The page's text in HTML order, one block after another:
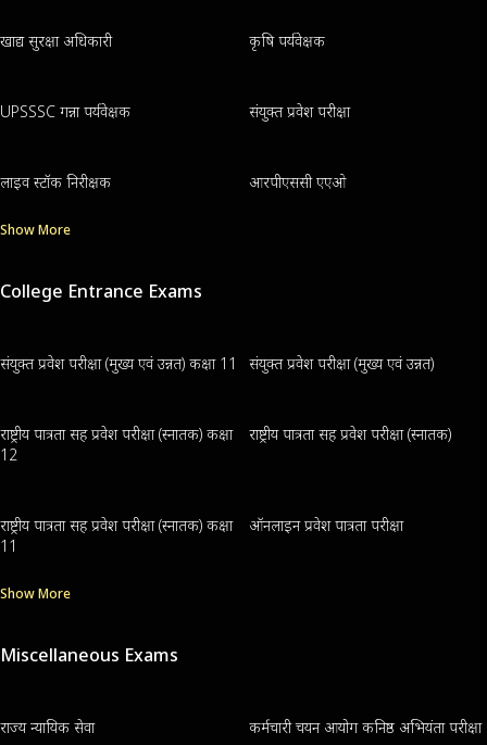
खाद्य सुरक्षा अधिकारी कृषि पर्यवेक्षक
UPSSSC गन्ना पर्यवेक्षक संयुक्त प्रवेश परीक्षा
लाइव स्टॉक निरीक्षक आरपीएससी एएओ
Show More
College Entrance Exams
संयुक्त प्रवेश परीक्षा (मुख्य एवं उन्नत) कक्षा 11 संयुक्त प्रवेश परीक्षा (मुख्य एवं उन्नत)
राष्ट्रीय पात्रता सह प्रवेश परीक्षा (स्नातक) कक्षा
12
राष्ट्रीय पात्रता सह प्रवेश परीक्षा (स्नातक)
राष्ट्रीय पात्रता सह प्रवेश परीक्षा (स्नातक) कक्षा
11
ऑनलाइन प्रवेश पात्रता परीक्षा
Show More
Miscellaneous Exams
राज्य न्यायिक सेवा कर्मचारी चयन आयोग कनिष्ठ अभियंता परीक्षा